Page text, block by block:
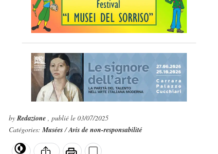
byRedazione , publié le 03/07/2025
Catégories:Musées/Avis de non-responsabilité